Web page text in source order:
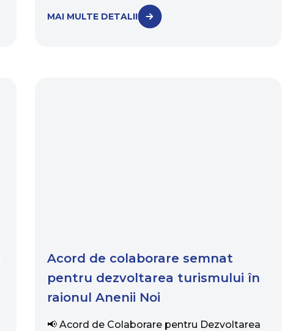
MAI MULTE DETALII
Acord de colaborare semnat
pentru dezvoltarea turismului în
raionul Anenii Noi
📢 Acord de Colaborare pentru Dezvoltarea